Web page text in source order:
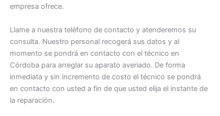
empresa ofrece.
Llame a nuestra teléfono de contacto y atenderemos su
consulta. Nuestro personal recogerá sus datos y al
momento se pondrá en contacto con el técnico en
Córdoba para arreglar su aparato averiado. De forma
inmediata y sin incremento de costo el técnico se pondrá
en contacto con usted a fin de que usted elija el instante de
la reparación.